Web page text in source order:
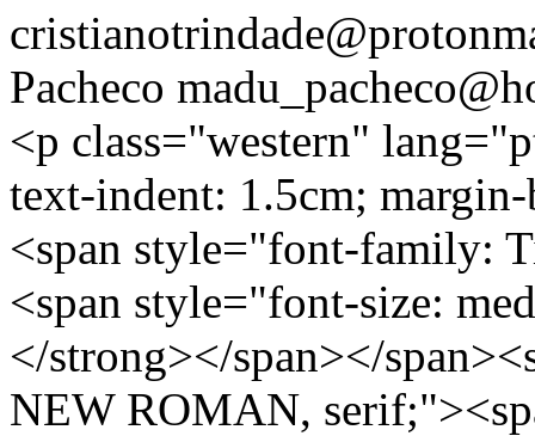
Pacheco
<p class="western"
text-indent: 1.5cm;
<span style="font-family:
<span style="font-size:
</strong></span></
NEW ROMAN,